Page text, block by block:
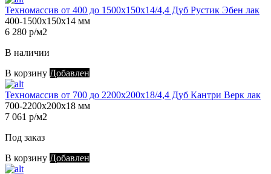
Техномассив от 400 до 1500х150х14/4,4 Дуб Рустик Эбен лак
400-1500х150х14 мм
6 280 р/м2
В наличии
В корзину Добавлен
Техномассив от 700 до 2200х200х18/4,4 Дуб Кантри Верк лак
700-2200х200х18 мм
7 061 р/м2
Под заказ
В корзину Добавлен